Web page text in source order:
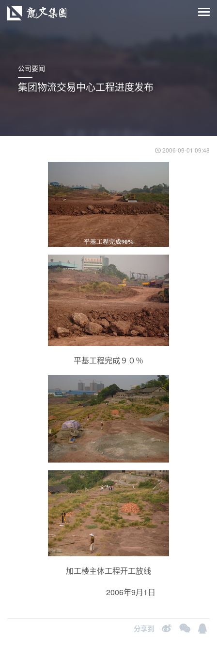
公司要闻
集团物流交易中心工程进度发布
2006-09-01 09:48
平基工程完成９０％
加工楼主体工程开工放线
2006年9月1日
分享到